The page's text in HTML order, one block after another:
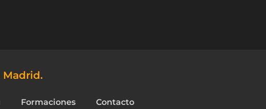
Formaciones Contacto